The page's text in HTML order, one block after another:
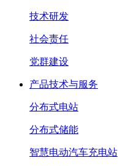
技术研发
社会责任
党群建设
产品技术与服务
分布式电站
分布式储能
智慧电动汽车充电站